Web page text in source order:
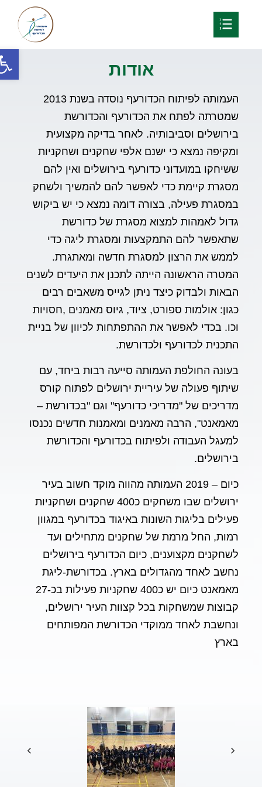
אודות
העמותה לפיתוח הכדורעף נוסדה בשנת 2013
שמטרתה לפתח את הכדורעף והכדורשת
בירושלים וסביבותיה. לאחר בדיקה מקצועית
ומקיפה נמצא כי ישנם אלפי שחקנים ושחקניות
ששיחקו במועדוני כדורעף בירושלים ואין להם
מסגרת קיימת כדי לאפשר להם להמשיך ולשחק
במסגרת פעילה, בצורה דומה נמצא כי יש ביקוש
גדול לאמהות למצוא מסגרת של כדורשת
שתאפשר להם התמקצעות ומסגרת ליגה כדי
לממש את הרצון למסגרת חדשה ומאתגרת.
המטרה הראשונה הייתה לתכנן את היעדים לשנים
הבאות ולבדוק כיצד ניתן לגייס משאבים רבים
כגון: אולמות ספורט, ציוד, גיוס מאמנים ,חסויות
וכו. בכדי לאפשר את ההתפתחות לכיוון של בניית
התכנית לכדורעף ולכדורשת.
בעונה החולפת העמותה סייעה רבות ביחד, עם
שיתוף פעולה של עיריית ירושלים לפתוח קורס
מדריכים של "מדריכי כדורעף" וגם "בכדורשת –
מאמאנט", הרבה מאמנים ומאמנות חדשים נכנסו
למעגל העבודה ולפיתוח בכדורעף והכדורשת
בירושלים.
כיום – 2019 העמותה מהווה מוקד חשוב בעיר
ירושלים שבו משחקים כ400 שחקנים ושחקניות
פעילים בליגות השונות באיגוד בכדורעף במגוון
רמות, החל מרמת של שחקנים מתחילים ועד
לשחקנים מקצוענים, כיום הכדורעף בירושלים
נחשב לאחד מהגדולים בארץ. בכדורשת-ליגת
מאמאנט כיום יש כ400 שחקניות פעילות בכ-27
קבוצות שמשחקות בכל קצוות העיר ירושלים,
ונחשבת לאחד ממוקדי הכדורשת המפותחים
בארץ